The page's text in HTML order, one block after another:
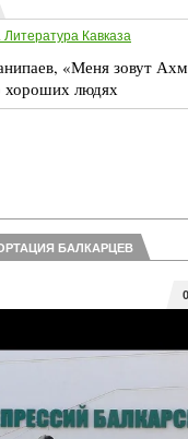
Литература Кавказа
«Меня зовут
хороших людях
БАЛКАРЦЕВ